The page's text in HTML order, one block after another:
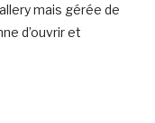
mais gérée de
d’ouvrir et